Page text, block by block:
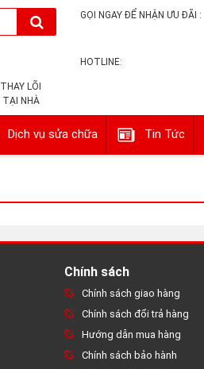
THAY LÕI
TẠI NHÀ
GỌI NGAY ĐỂ NHẬN ƯU ĐÃI :
HOTLINE:
Dịch vụ sửa chữa Tin Tức
Chính sách
Chính sách giao hàng
Chính sách đổi trả hàng
Hướng dẫn mua hàng
Chính sách bảo hành